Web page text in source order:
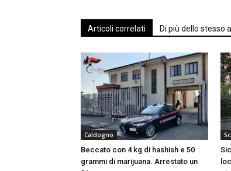
Articoli correlati Di più dello stesso
Caldogno
Beccato con 4 kg di hashish e 50
grammi di marijuana. Arrestato un